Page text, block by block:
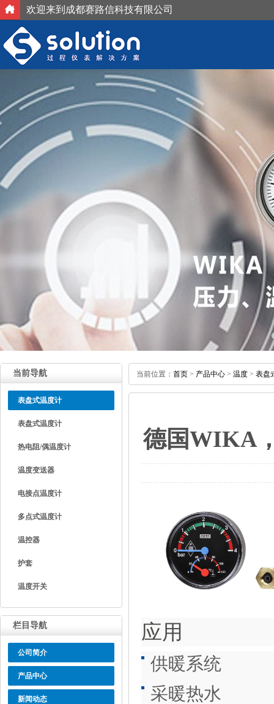
欢迎来到成都赛路信科技有限公司
当前导航
表盘式温度计
表盘式温度计
热电阻/偶温度计
温度变送器
电接点温度计
多点式温度计
温控器
护套
温度开关
栏目导航
公司简介
产品中心
新闻动态
当前位置： 首页 > 产品中心 > 温度 > 表盘
德国WIKA
应用
供暖系统
采暖热水